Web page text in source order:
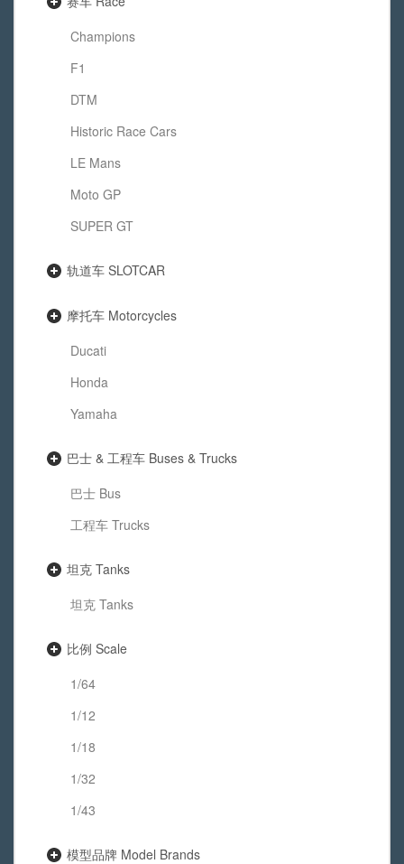
Champions
F1
DTM
Historic Race Cars
LE Mans
Moto GP
SUPER GT
轨道车 SLOTCAR
摩托车 Motorcycles
Ducati
Honda
Yamaha
巴士 & 工程车 Buses & Trucks
巴士 Bus
工程车 Trucks
坦克 Tanks
坦克 Tanks
比例 Scale
1/64
1/12
1/18
1/32
1/43
模型品牌 Model Brands